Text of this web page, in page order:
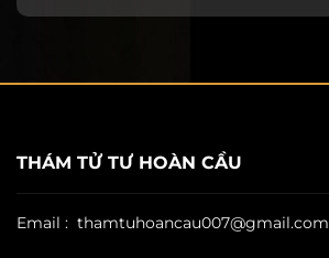
THÁM TỬ TƯ HOÀN CẦU
Email : thamtuhoancau007@gmail.com